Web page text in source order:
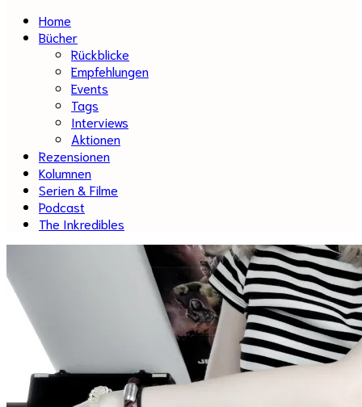
Home
Bücher
Rückblicke
Empfehlungen
Events
Tags
Interviews
Aktionen
Rezensionen
Kolumnen
Serien & Filme
Podcast
The Inkredibles